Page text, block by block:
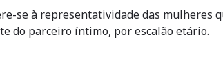
se à representatividade das mulheres
do parceiro íntimo, por escalão etário.